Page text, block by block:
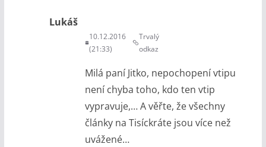
Lukáš
10.12.2016
(21:33)
Trvalý
odkaz
Milá paní Jitko, nepochopení vtipu
není chyba toho, kdo ten vtip
vypravuje,… A věřte, že všechny
články na Tisíckráte jsou více než
uvážené…